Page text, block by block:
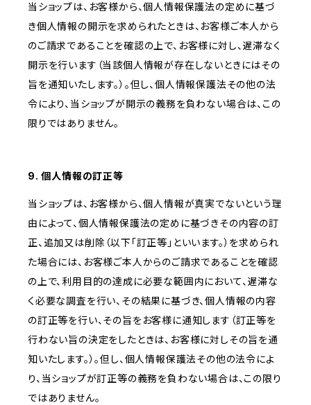
当ショップは、お客様から、個人情報保護法の定めに基づ
き個人情報の開示を求められたときは、お客様ご本人から
のご請求であることを確認の上で、お客様に対し、遅滞なく
開示を行います（当該個人情報が存在しないときにはその
旨を通知いたします。）。但し、個人情報保護法その他の法
令により、当ショップが開示の義務を負わない場合は、この
限りではありません。
9. 個人情報の訂正等
当ショップは、お客様から、個人情報が真実でないという理
由によって、個人情報保護法の定めに基づきその内容の訂
正、追加又は削除（以下「訂正等」といいます。）を求められ
た場合には、お客様ご本人からのご請求であることを確認
の上で、利用目的の達成に必要な範囲内において、遅滞な
く必要な調査を行い、その結果に基づき、個人情報の内容
の訂正等を行い、その旨をお客様に通知します（訂正等を
行わない旨の決定をしたときは、お客様に対しその旨を通
知いたします。）。但し、個人情報保護法その他の法令によ
り、当ショップが訂正等の義務を負わない場合は、この限り
ではありません。